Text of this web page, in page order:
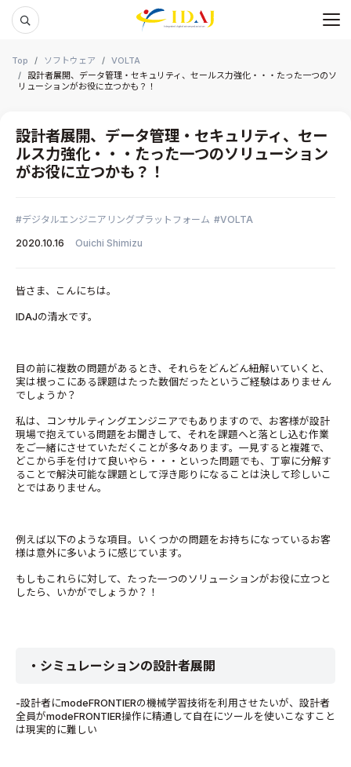
メ
Top ソフトウェア
VOLTA
設計者展開、データ管理・セキュリティ、セールス力強化・・・たった一つのソ
リューションがお役に立つかも？！
設計者展開、データ管理・セキュリティ、セー
ルス力強化・・・たった一つのソリューション
がお役に立つかも？！
デジタルエンジニアリングプラットフォーム
VOLTA
2020.10.16
Ouichi Shimizu
皆さま、こんにちは。
IDAJの清水です。
目の前に複数の問題があるとき、それらをどんどん紐解いていくと、
実は根っこにある課題はたった数個だったというご経験はありません
でしょうか？
私は、コンサルティングエンジニアでもありますので、お客様が設計
現場で抱えている問題をお聞きして、それを課題へと落とし込む作業
をご一緒にさせていただくことが多々あります。一見すると複雑で、
どこから手を付けて良いやら・・・といった問題でも、丁寧に分解す
ることで解決可能な課題として浮き彫りになることは決して珍しいこ
とではありません。
例えば以下のような項目。いくつかの問題をお持ちになっているお客
様は意外に多いように感じています。
もしもこれらに対して、たった一つのソリューションがお役に立つと
したら、いかがでしょうか？！
・シミュレーションの設計者展開
-設計者にmodeFRONTIERの機械学習技術を利用させたいが、設計者
全員がmodeFRONTIER操作に精通して自在にツールを使いこなすこと
は現実的に難しい